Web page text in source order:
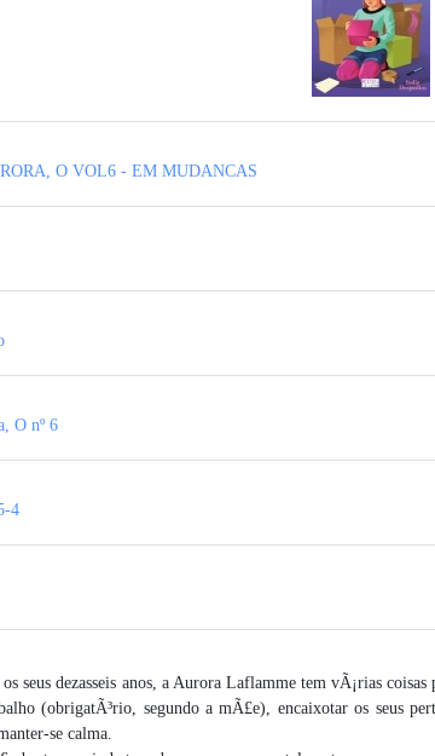
O VOL6 - EM MUDANCAS
O nº 6
4
seus dezasseis anos, a Aurora Laflamme tem vÃ¡rias
(obrigatÃ³rio, segundo a mÃ£e), encaixotar os seus
se calma.